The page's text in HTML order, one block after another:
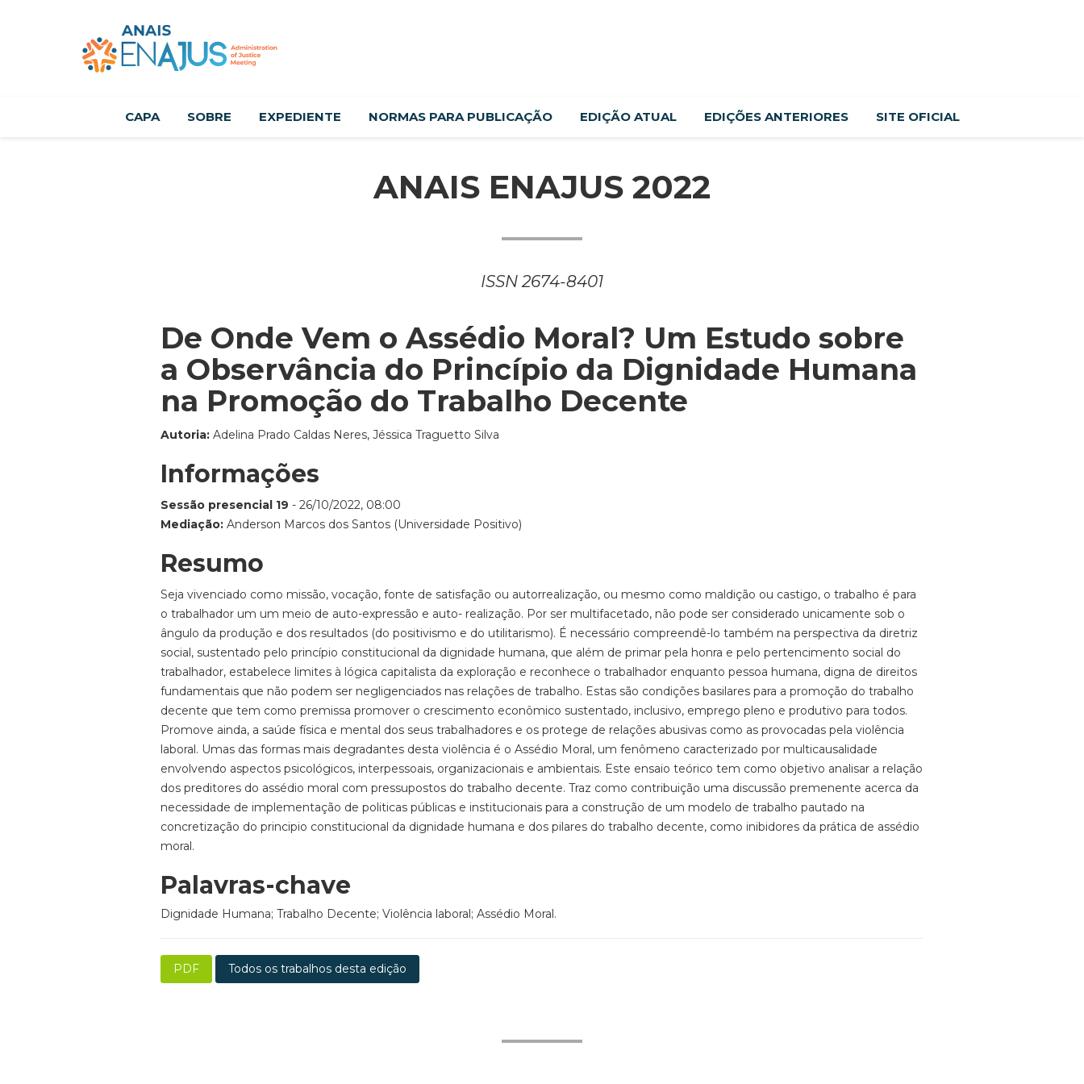
CAPA SOBRE EXPEDIENTE NORMAS PARA PUBLICAÇÃO EDIÇÃO ATUAL EDIÇÕES ANTERIORES SITE OFICIAL
ANAIS ENAJUS 2022
ISSN 2674-8401
De Onde Vem o Assédio Moral? Um Estudo sobre
a Observância do Princípio da Dignidade Humana
na Promoção do Trabalho Decente
Autoria: Adelina Prado Caldas Neres, Jéssica Traguetto Silva
Informações
Sessão presencial 19 - 26/10/2022, 08:00
Mediação: Anderson Marcos dos Santos (Universidade Positivo)
Resumo
Seja vivenciado como missão, vocação, fonte de satisfação ou autorrealização, ou mesmo como maldição ou castigo, o trabalho é para
o trabalhador um um meio de auto-expressão e auto- realização. Por ser multifacetado, não pode ser considerado unicamente sob o
ângulo da produção e dos resultados (do positivismo e do utilitarismo). É necessário compreendê-lo também na perspectiva da diretriz
social, sustentado pelo princípio constitucional da dignidade humana, que além de primar pela honra e pelo pertencimento social do
trabalhador, estabelece limites à lógica capitalista da exploração e reconhece o trabalhador enquanto pessoa humana, digna de direitos
fundamentais que não podem ser negligenciados nas relações de trabalho. Estas são condições basilares para a promoção do trabalho
decente que tem como premissa promover o crescimento econômico sustentado, inclusivo, emprego pleno e produtivo para todos.
Promove ainda, a saúde física e mental dos seus trabalhadores e os protege de relações abusivas como as provocadas pela violência
laboral. Umas das formas mais degradantes desta violência é o Assédio Moral, um fenômeno caracterizado por multicausalidade
envolvendo aspectos psicológicos, interpessoais, organizacionais e ambientais. Este ensaio teórico tem como objetivo analisar a relação
dos preditores do assédio moral com pressupostos do trabalho decente. Traz como contribuição uma discussão premenente acerca da
necessidade de implementação de politicas públicas e institucionais para a construção de um modelo de trabalho pautado na
concretização do principio constitucional da dignidade humana e dos pilares do trabalho decente, como inibidores da prática de assédio
moral.
Palavras-chave
Dignidade Humana; Trabalho Decente; Violência laboral; Assédio Moral.
PDF Todos os trabalhos desta edição